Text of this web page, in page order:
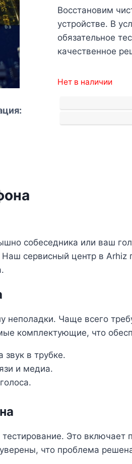
Восстановим
устройстве. В
обязательное
качественное
Нет в наличии
собеседника или ваш
сервисный центр в Arhiz
Чаще всего
комплектующие, что
в трубке.
и медиа.
Это включает
что проблема